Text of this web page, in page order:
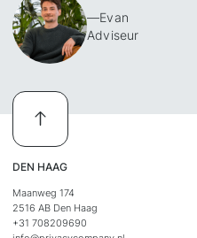
—Evan
Adviseur
DEN HAAG
Maanweg 174
2516 AB Den Haag
+31 708209690